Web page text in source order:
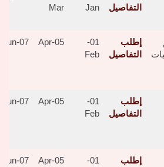
التفاصيل
Jan
Mar
إطلب
التفاصيل
01-
Feb
05-Apr
07-Jun
إطلب
التفاصيل
01-
Feb
05-Apr
07-Jun
إطلب
01-
05-Apr
07-Jun